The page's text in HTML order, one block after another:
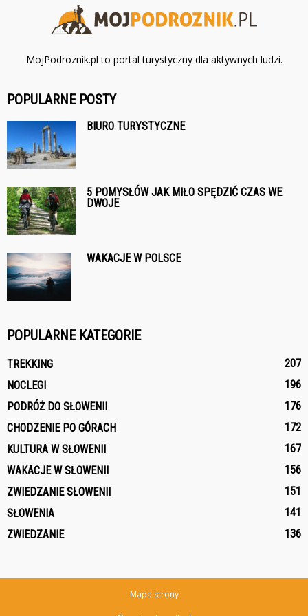
MojPodroznik.pl to portal turystyczny dla aktywnych ludzi.
POPULARNE POSTY
BIURO TURYSTYCZNE
5 POMYSŁÓW JAK MIŁO SPĘDZIĆ CZAS WE
DWOJE
WAKACJE W POLSCE
POPULARNE KATEGORIE
TREKKING
207
NOCLEGI
196
PODRÓŻ DO SŁOWENII
176
CHODZENIE PO GÓRACH
172
KULTURA W SŁOWENII
167
WAKACJE W SŁOWENII
156
ZWIEDZANIE SŁOWENII
151
SŁOWENIA
141
ZWIEDZANIE
136
Mapa strony